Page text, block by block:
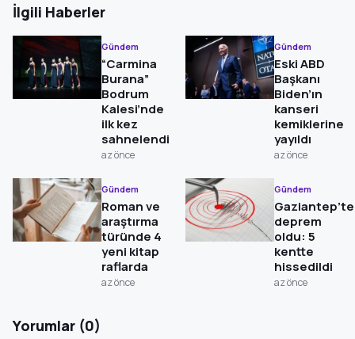
İlgili Haberler
Gündem
“Carmina
Burana”
Bodrum
Kalesi’nde
ilk kez
sahnelendi
az önce
Gündem
Eski ABD
Başkanı
Biden’ın
kanseri
kemiklerine
yayıldı
az önce
Gündem
Roman ve
araştırma
türünde 4
yeni kitap
raflarda
az önce
Gündem
Gaziantep’te
deprem
oldu: 5
kentte
hissedildi
az önce
Yorumlar (0)